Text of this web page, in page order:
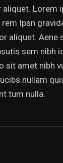
Lorem
Ipsn
aliquet. Aene
sem nibh
sit amet nibh
nullam
tum nulla.